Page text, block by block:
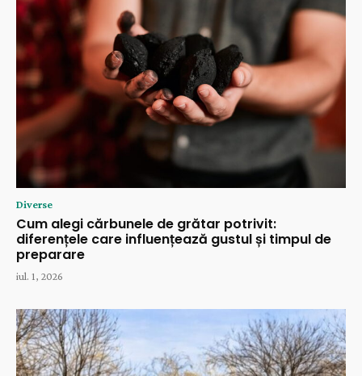
Diverse
Cum alegi cărbunele de grătar potrivit:
diferențele care influențează gustul și timpul de
preparare
iul. 1, 2026